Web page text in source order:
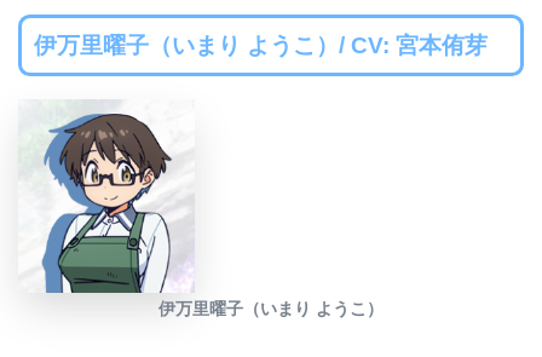
伊万里曜子（いまり ようこ）/ CV: 宮本侑芽
伊万里曜子（いまり ようこ）